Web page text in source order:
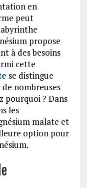
en
peut
propose
à des besoins
cette
se distingue
nombreuses
pourquoi ? Dans
les
malate et
option pour